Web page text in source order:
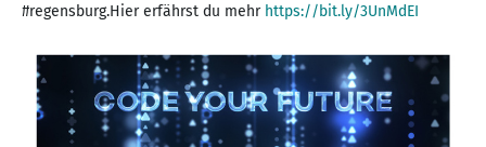
#regensburg.Hier erfährst du mehr https://bit.ly/3UnMdEI